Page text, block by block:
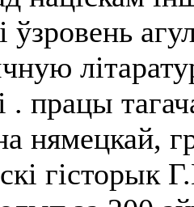
ўзровень
. працы
нямецкай,
гісторык